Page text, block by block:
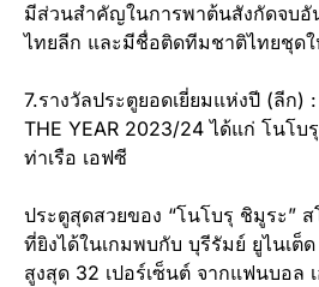
มีส่วนสำคัญในการพาต้นสังกัดจบอั
ไทยลีก และมีชื่อติดทีมชาติไทยชุด
7.รางวัลประตูยอดเยี่ยมแห่งปี (ลีก) :
THE YEAR 2023/24 ได้แก่ โนโบ
ท่าเรือ เอฟซี
ประตูสุดสวยของ “โนโบรุ ชิมูระ”
ที่ยิงได้ในเกมพบกับ บุรีรัมย์ ยูไนเต็
สูงสุด 32 เปอร์เซ็นต์ จากแฟนบอล